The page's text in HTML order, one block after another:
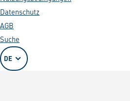
Datenschutz
AGB
Suche
DE